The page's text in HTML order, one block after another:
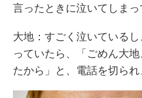
言ったときに泣いてしまっ
大地：すごく泣いている
っていたら、「ごめん大
たから」と、電話を切られ